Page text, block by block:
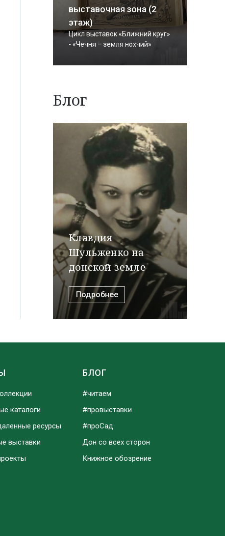
выставочная зона (2
этаж)
Цикл выставок «Ближний круг»
- «Чечня – земля нохчий»
Блог
Клавдия
Шульженко на
донской земле
Подробнее
каталоги
ресурсы
выставки
БЛОГ
#читаем
#провыставки
#проСад
Дон со всех сторон
Книжное обозрение